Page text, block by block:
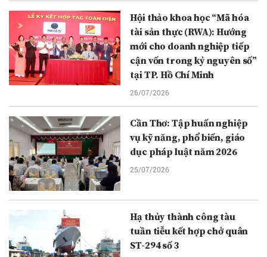
Hội thảo khoa học “Mã hóa
tài sản thực (RWA): Hướng
mới cho doanh nghiệp tiếp
cận vốn trong kỷ nguyên số”
tại TP. Hồ Chí Minh
26/07/2026
Cần Thơ: Tập huấn nghiệp
vụ kỹ năng, phổ biến, giáo
dục pháp luật năm 2026
25/07/2026
Hạ thủy thành công tàu
tuần tiễu kết hợp chở quân
ST-294 số 3